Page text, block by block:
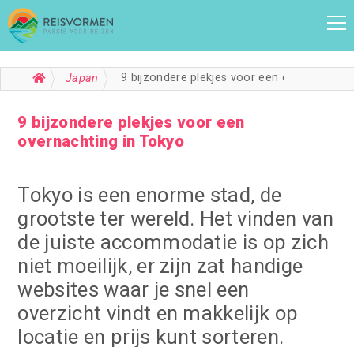
Japan
9 bijzondere plekjes voor een
overnachting in Tokyo
Tokyo is een enorme stad, de
grootste ter wereld. Het vinden van
de juiste accommodatie is op zich
niet moeilijk, er zijn zat handige
websites waar je snel een
overzicht vindt en makkelijk op
locatie en prijs kunt sorteren.